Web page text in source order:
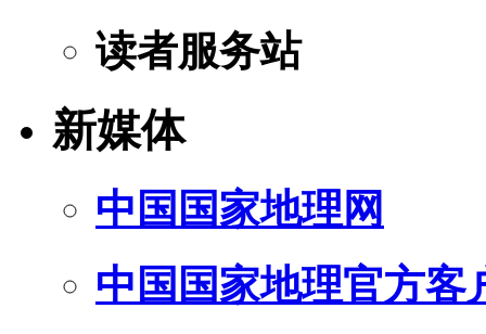
读者服务站
新媒体
中国国家地理网
中国国家地理官方客